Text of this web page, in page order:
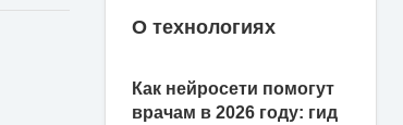
О технологиях
Как нейросети помогут
врачам в 2026 году: гид